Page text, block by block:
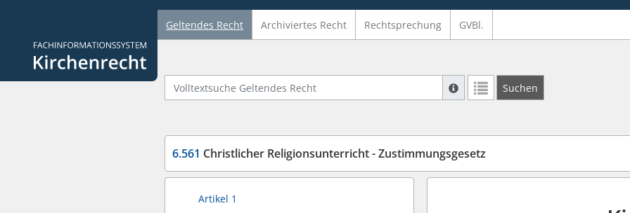
Logo Fachinformationssystem Kirchenrecht
Geltendes Recht Archiviertes Recht Rechtsprechung GVBl.
Volltextsuche Geltendes Recht
Suche mit Platzhalter "*", Bsp.
Suchen
6.561 Christlicher Religionsunterricht - Zustimmungsgesetz
Artikel 1